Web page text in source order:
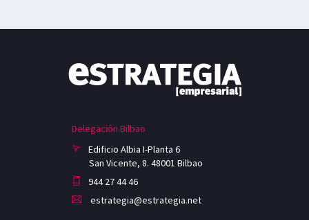
Delegación Bilbao
Edificio Albia I-Planta 6
San Vicente, 8. 48001 Bilbao
944 27 44 46
estrategia@estrategia.net